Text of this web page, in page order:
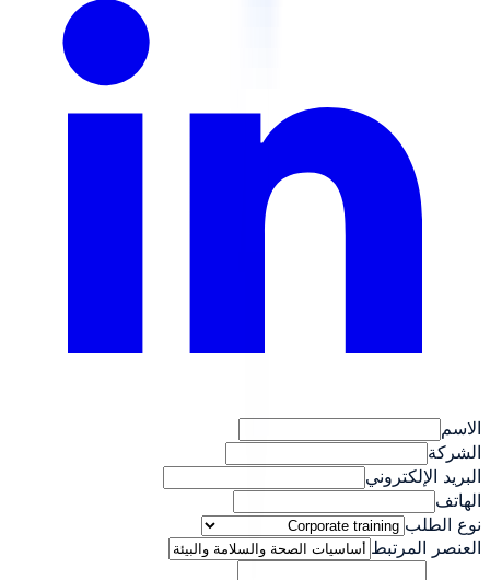
الاسم
الشركة
البريد الإلكتروني
الهاتف
نوع الطلب
العنصر المرتبط